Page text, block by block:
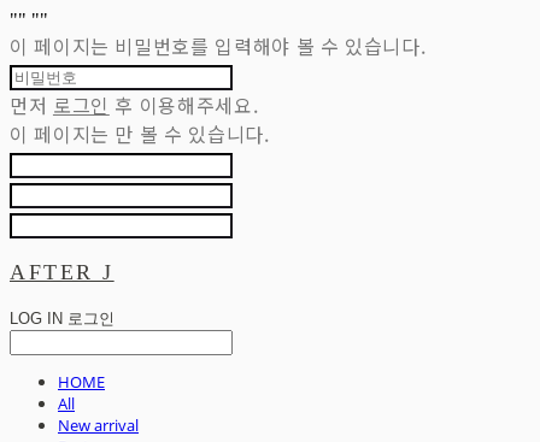
"" ""
이 페이지는 비밀번호를 입력해야 볼 수 있습니다.
먼저 로그인 후 이용해주세요.
이 페이지는 만 볼 수 있습니다.
AFTER J
LOG IN 로그인
HOME
All
New arrival